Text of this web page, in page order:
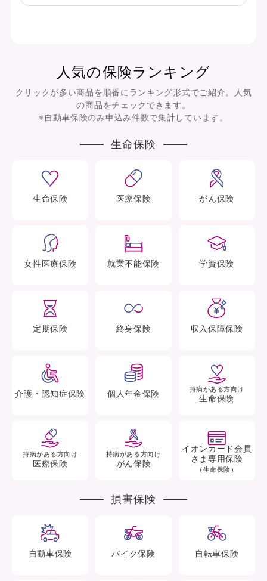
人気の保険ランキング
クリックが多い商品を順番にランキング形式でご紹介。人気
の商品をチェックできます。
※自動車保険のみ申込み件数で集計しています。
生命保険
生命保険 医療保険 がん保険
女性医療保険 就業不能保険 学資保険
定期保険 終身保険 収入保障保険
介護・認知症保険 個人年金保険 持病がある方向け
生命保険
持病がある方向け
医療保険
持病がある方向け
がん保険
イオンカード会員
さま専用保険
（生命保険）
損害保険
自動車保険 バイク保険 自転車保険